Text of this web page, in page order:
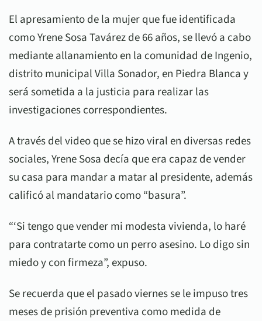
El apresamiento de la mujer que fue identificada
como Yrene Sosa Tavárez de 66 años, se llevó a cabo
mediante allanamiento en la comunidad de Ingenio,
distrito municipal Villa Sonador, en Piedra Blanca y
será sometida a la justicia para realizar las
investigaciones correspondientes.
A través del video que se hizo viral en diversas redes
sociales, Yrene Sosa decía que era capaz de vender
su casa para mandar a matar al presidente, además
calificó al mandatario como “basura”.
“‘Si tengo que vender mi modesta vivienda, lo haré
para contratarte como un perro asesino. Lo digo sin
miedo y con firmeza”, expuso.
Se recuerda que el pasado viernes se le impuso tres
meses de prisión preventiva como medida de